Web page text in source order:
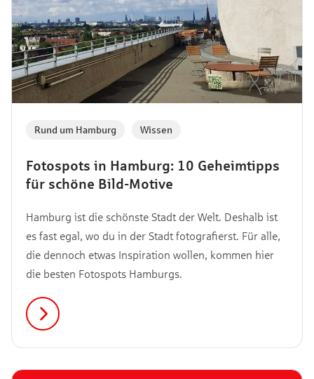
Fotospots in Hamburg: 10 Geheimtipps
für schöne Bild-Motive
Rund um Hamburg Wissen
Hamburg ist die schönste Stadt der Welt. Deshalb ist
es fast egal, wo du in der Stadt fotografierst. Für alle,
die dennoch etwas Inspiration wollen, kommen hier
die besten Fotospots Hamburgs.